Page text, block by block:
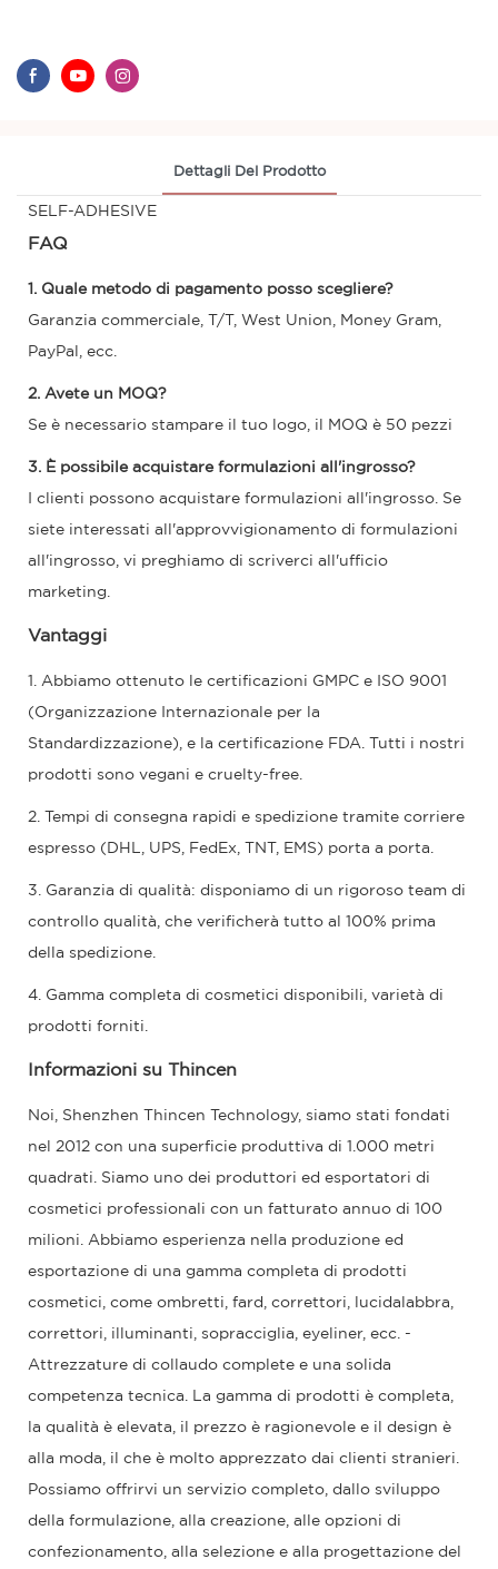
Dettagli Del Prodotto
SELF-ADHESIVE
FAQ
1. Quale metodo di pagamento posso scegliere?
Garanzia commerciale, T/T, West Union, Money Gram,
PayPal, ecc.
2. Avete un MOQ?
Se è necessario stampare il tuo logo, il MOQ è 50 pezzi
3. È possibile acquistare formulazioni all'ingrosso?
I clienti possono acquistare formulazioni all'ingrosso. Se
siete interessati all'approvvigionamento di formulazioni
all'ingrosso, vi preghiamo di scriverci all'ufficio
marketing.
Vantaggi
1. Abbiamo ottenuto le certificazioni GMPC e ISO 9001
(Organizzazione Internazionale per la
Standardizzazione), e la certificazione FDA. Tutti i nostri
prodotti sono vegani e cruelty-free.
2. Tempi di consegna rapidi e spedizione tramite corriere
espresso (DHL, UPS, FedEx, TNT, EMS) porta a porta.
3. Garanzia di qualità: disponiamo di un rigoroso team di
controllo qualità, che verificherà tutto al 100% prima
della spedizione.
4. Gamma completa di cosmetici disponibili, varietà di
prodotti forniti.
Informazioni su Thincen
Noi, Shenzhen Thincen Technology, siamo stati fondati
nel 2012 con una superficie produttiva di 1.000 metri
quadrati. Siamo uno dei produttori ed esportatori di
cosmetici professionali con un fatturato annuo di 100
milioni. Abbiamo esperienza nella produzione ed
esportazione di una gamma completa di prodotti
cosmetici, come ombretti, fard, correttori, lucidalabbra,
correttori, illuminanti, sopracciglia, eyeliner, ecc. -
Attrezzature di collaudo complete e una solida
competenza tecnica. La gamma di prodotti è completa,
la qualità è elevata, il prezzo è ragionevole e il design è
alla moda, il che è molto apprezzato dai clienti stranieri.
Possiamo offrirvi un servizio completo, dallo sviluppo
della formulazione, alla creazione, alle opzioni di
confezionamento, alla selezione e alla progettazione del